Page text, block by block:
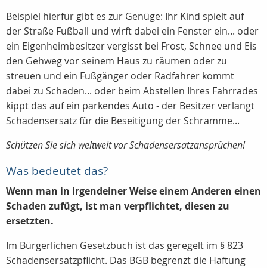
Beispiel hierfür gibt es zur Genüge: Ihr Kind spielt auf
der Straße Fußball und wirft dabei ein Fenster ein... oder
ein Eigenheimbesitzer vergisst bei Frost, Schnee und Eis
den Gehweg vor seinem Haus zu räumen oder zu
streuen und ein Fußgänger oder Radfahrer kommt
dabei zu Schaden... oder beim Abstellen Ihres Fahrrades
kippt das auf ein parkendes Auto - der Besitzer verlangt
Schadensersatz für die Beseitigung der Schramme...
Schützen Sie sich weltweit vor Schadensersatzansprüchen!
Was bedeutet das?
Wenn man in irgendeiner Weise einem Anderen einen
Schaden zufügt, ist man verpflichtet, diesen zu
ersetzten.
Im Bürgerlichen Gesetzbuch ist das geregelt im § 823
Schadensersatzpflicht. Das BGB begrenzt die Haftung